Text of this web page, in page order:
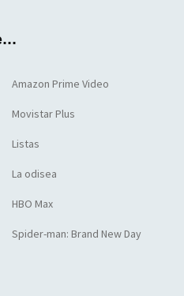
Amazon Prime Video
Movistar Plus
Listas
La odisea
HBO Max
Spider-man: Brand New Day